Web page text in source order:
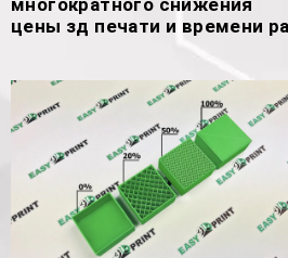
многократного снижения
цены зд печати и времени